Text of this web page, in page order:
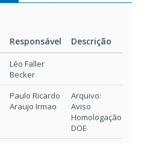
Responsável
Descrição
Responsável
Léo Faller
Becker
Paulo Ricardo
Araujo Irmao
Arquivo:
Aviso
Homologação
DOE